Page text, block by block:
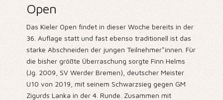
Open
Das Kieler Open findet in dieser Woche bereits in der
36. Auflage statt und fast ebenso traditionell ist das
starke Abschneiden der jungen Teilnehmer*innen. Für
die bisher größte Überraschung sorgte Finn Helms
(Jg. 2009, SV Werder Bremen), deutscher Meister
U10 von 2019, mit seinem Schwarzsieg gegen GM
Zigurds Lanka in der 4. Runde. Zusammen mit